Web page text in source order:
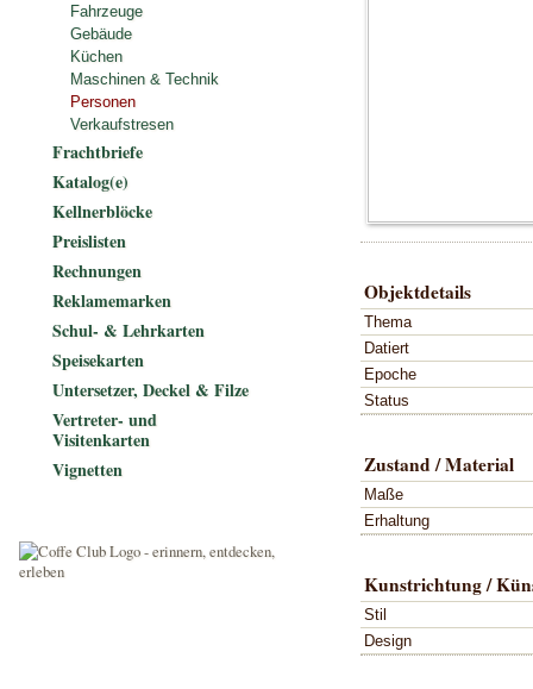
Objektdetails
Thema
Datiert
Epoche
Status
Zustand / Material
Maße
Erhaltung
Kunstrichtung /
Stil
Design
Fahrzeuge
Gebäude
Küchen
Maschinen & Technik
Personen
Verkaufstresen
Frachtbriefe
Katalog(e)
Kellnerblöcke
Preislisten
Rechnungen
Reklamemarken
Schul- & Lehrkarten
Speisekarten
Untersetzer, Deckel & Filze
Vertreter- und
Visitenkarten
Vignetten